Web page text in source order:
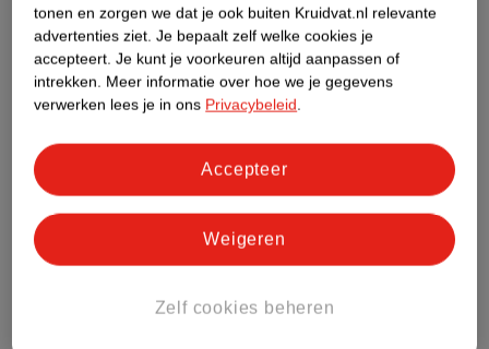
Etiketinformatie
Nature Impact Score
Dit product heeft (nog) geen Nature
Impact Score.
tonen en zorgen we dat je ook buiten Kruidvat.nl relevante
advertenties ziet. Je bepaalt zelf welke cookies je
accepteert. Je kunt je voorkeuren altijd aanpassen of
intrekken. Meer informatie over hoe we je gegevens
verwerken lees je in ons Privacybeleid.
Zelf cookies beheren
Weigeren
Accepteer